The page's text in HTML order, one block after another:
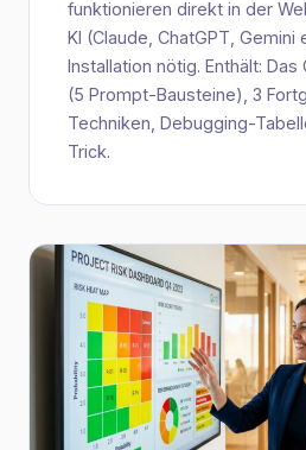
funktionieren direkt in der
KI (Claude, ChatGPT, Gemini
Installation nötig. Enthält: Das
(5 Prompt-Bausteine), 3
Techniken, Debugging-
Trick.